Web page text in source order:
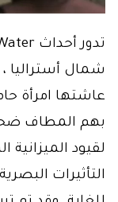
شمال أستراليا
عاشتها امرأة
بهم المطاف
لقيود الميزانية